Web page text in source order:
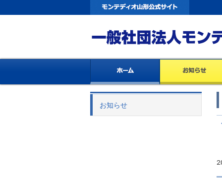
お知らせ